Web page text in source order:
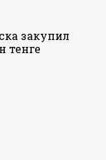
закупил
тенге